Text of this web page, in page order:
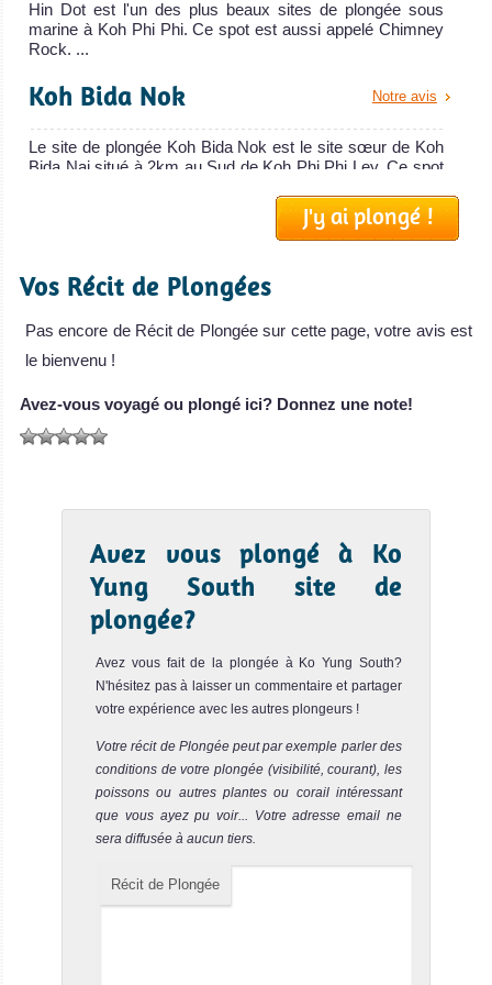
Hin Dot est l'un des plus beaux sites de plongée sous
marine à Koh Phi Phi. Ce spot est aussi appelé Chimney
Rock. ...
Notre avis
Koh Bida Nok
Le site de plongée Koh Bida Nok est le site sœur de Koh
Bida Nai situé à 2km au Sud de Koh Phi Phi Ley. Ce spot
Notre avis
Hin Daeng est l'un des plus beaux sites de plongée sous
marine de Thaïlande! Ce spot est très célèbre pour y
avo...
Shark Point Phi Phi
autour de Koh Phi Phi. C'est le meilleur spot de Phi Phi
Notre avis
Palong Wall
Palong Wall est la plus belle plongée sur mur de Koh Phi
Phi. La profondeur maximale est de 18m. C'est une
plongée fac...
Le site de Maya Cave est situé dans Maya Bay. Ce spot
a été le lieu de tournage du célèbre film "La Plage" avec
Lohsamah Bay
Le site de Lohsamah Bay est situé au Sud Est de l'Ile de
J'y ai plongé !
Vos Récit de Plongées
Pas encore de Récit de Plongée sur cette page, votre avis est
le bienvenu !
Avez-vous voyagé ou plongé ici? Donnez une note!
Avez vous plongé à Ko
Yung South site de
plongée?
Avez vous fait de la plongée à Ko Yung South?
N'hésitez pas à laisser un commentaire et partager
votre expérience avec les autres plongeurs !
Votre récit de Plongée peut par exemple parler des
conditions de votre plongée (visibilité, courant), les
poissons ou autres plantes ou corail intéressant
que vous ayez pu voir... Votre adresse email ne
sera diffusée à aucun tiers.
Récit de Plongée